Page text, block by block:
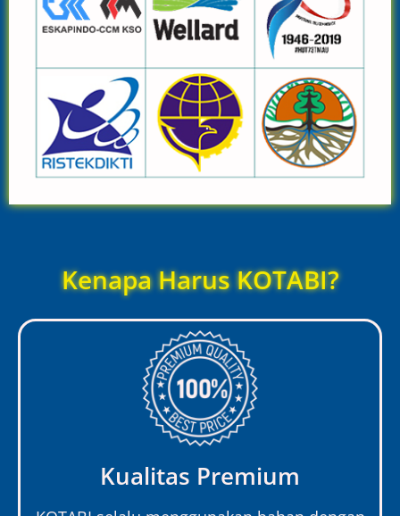
Kenapa Harus KOTABI?
Kualitas Premium